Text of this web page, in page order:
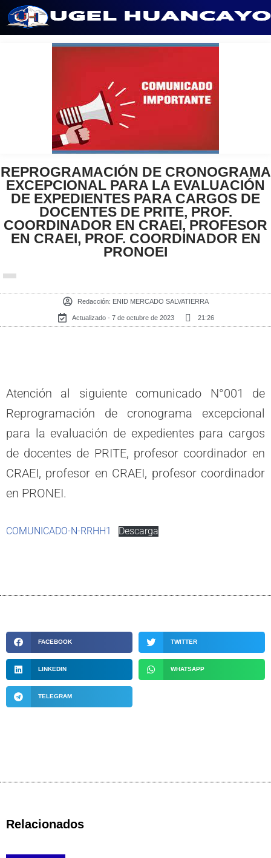
REPROGRAMACIÓN DE CRONOGRAMA
EXCEPCIONAL PARA LA EVALUACIÓN
DE EXPEDIENTES PARA CARGOS DE
DOCENTES DE PRITE, PROF.
COORDINADOR EN CRAEI, PROFESOR
EN CRAEI, PROF. COORDINADOR EN
PRONOEI
Redacción: ENID MERCADO SALVATIERRA
Actualizado - 7 de octubre de 2023 21:26
Atención al siguiente comunicado N°001 de
Reprogramación de cronograma excepcional
para la evaluación de expedientes para cargos
de docentes de PRITE, profesor coordinador en
CRAEI, profesor en CRAEI, profesor coordinador
en PRONEI.
COMUNICADO-N-RRHH1 Descarga
FACEBOOK TWITTER
LINKEDIN WHATSAPP
TELEGRAM
Relacionados